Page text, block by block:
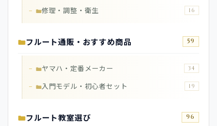
修理・調整・衛生 16
フルート通販・おすすめ商品 59
ヤマハ・定番メーカー 34
入門モデル・初心者セット 19
フルート教室選び 96